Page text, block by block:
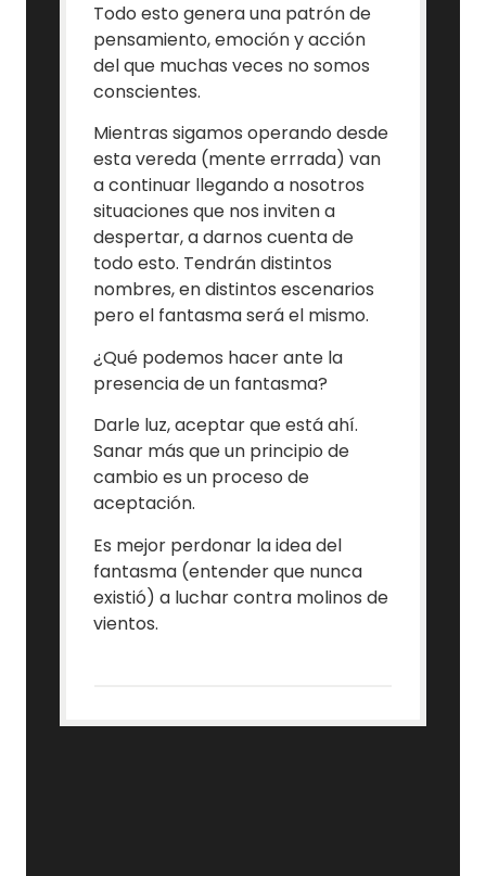
Todo esto genera una patrón de
pensamiento, emoción y acción
del que muchas veces no somos
conscientes.
Mientras sigamos operando desde
esta vereda (mente errrada) van
a continuar llegando a nosotros
situaciones que nos inviten a
despertar, a darnos cuenta de
todo esto. Tendrán distintos
nombres, en distintos escenarios
pero el fantasma será el mismo.
¿Qué podemos hacer ante la
presencia de un fantasma?
Darle luz, aceptar que está ahí.
Sanar más que un principio de
cambio es un proceso de
aceptación.
Es mejor perdonar la idea del
fantasma (entender que nunca
existió) a luchar contra molinos de
vientos.